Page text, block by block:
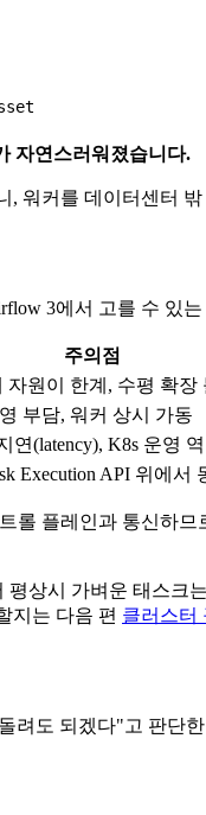
자연스러워졌습니다.
워커를 데이터센터
3에서 고를 수 있
주의점
자원이 한계, 수평 확장
부담, 워커 상시 가동
연(latency), K8s 운영
Execution API 위에서
롤 플레인과 통신하
상시 가벼운 태스크
지는 다음 편 클러스터
려도 되겠다"고 판단